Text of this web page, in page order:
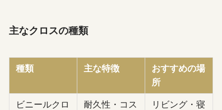
主なクロスの種類
種類 主な特徴
おすすめの場
所
ビニールクロ
耐久性・コス
リビング・寝